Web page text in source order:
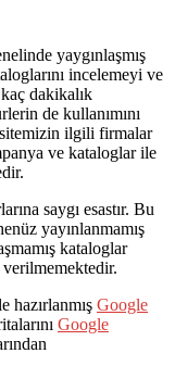
yaygınlaşmış
incelemeyi ve
dakikalık
de kullanımını
sitemizin ilgili firmalar
ve kataloglar ile
saygı esastır. Bu
yayınlanmamış
kataloglar
verilmemektedir.
hazırlanmış Google
Google